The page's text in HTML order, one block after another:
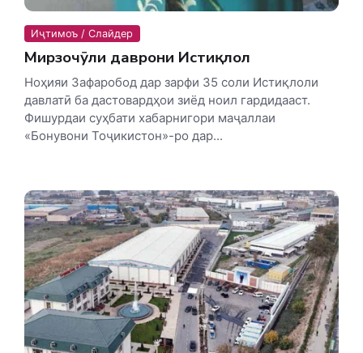
Иҷтимоъ / Слайдер
Мирзочӯли даврони Истиқлол
Ноҳияи Зафаробод дар зарфи 35 соли Истиқлоли
давлатӣ ба дастовардҳои зиёд ноил гардидааст.
Фишурдаи суҳбати хабарнигори маҷаллаи
«Бонувони Тоҷикистон»-ро дар...